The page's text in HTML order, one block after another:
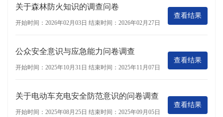
关于森林防火知识的调查问卷
开始时间：2026年02月03日 结束时间：2026年02月27日
查看结果
公众安全意识与应急能力问卷调查
开始时间：2025年10月31日 结束时间：2025年11月07日
查看结果
关于电动车充电安全防范意识的问卷调查
开始时间：2025年08月25日 结束时间：2025年09月05日
查看结果